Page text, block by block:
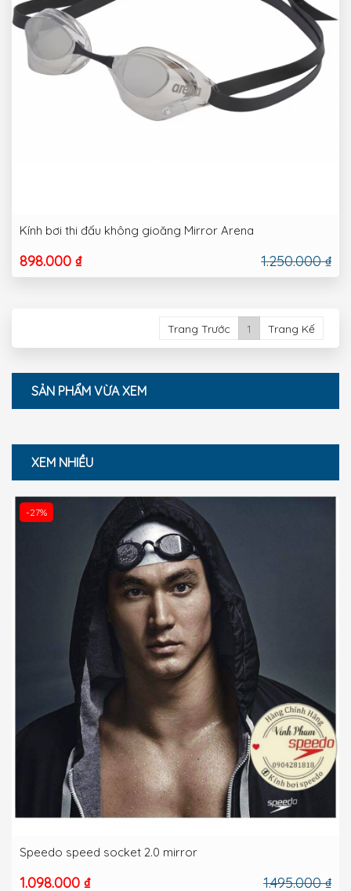
Kính bơi thi đấu không gioăng Mirror Arena
898.000 ₫ 1.250.000 ₫
Trang Trước 1 Trang Kế
SẢN PHẨM VỪA XEM
XEM NHIỀU
-27%
Speedo speed socket 2.0 mirror
1.098.000 ₫ 1.495.000 ₫